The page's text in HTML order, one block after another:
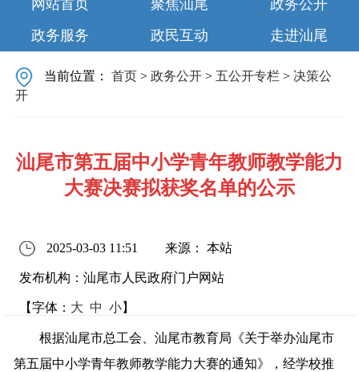
网站首页 聚焦汕尾
政务公开
政务服务
政民互动 走进汕尾
当前位置：首页 >政务公开 > 五公开专栏 > 决策公
开
汕尾市第五届中小学青年教师教学能力
大赛决赛拟获奖名单的公示
2025-03-03 11:51 来源： 本站
发布机构：汕尾市人民政府门户网站
【字体： 大 中 小】
根据汕尾市总工会、汕尾市教育局《关于举办汕尾市
第五届中小学青年教师教学能力大赛的通知》，经学校推